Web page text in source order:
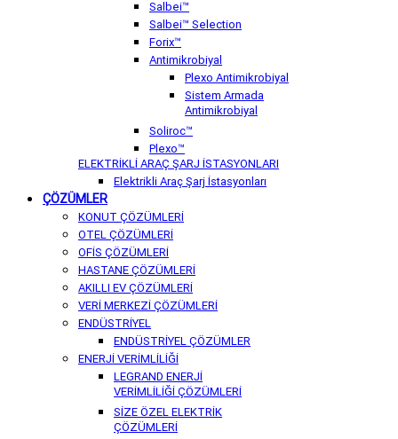
Salbei™
Salbei™ Selection
Forix™
Antimikrobiyal
Plexo Antimikrobiyal
Sistem Armada
Antimikrobiyal
Soliroc™
Plexo™
ELEKTRİKLİ ARAÇ ŞARJ İSTASYONLARI
Elektrikli Araç Şarj İstasyonları
ÇÖZÜMLER
KONUT ÇÖZÜMLERİ
OTEL ÇÖZÜMLERİ
OFİS ÇÖZÜMLERİ
HASTANE ÇÖZÜMLERİ
AKILLI EV ÇÖZÜMLERİ
VERİ MERKEZİ ÇÖZÜMLERİ
ENDÜSTRİYEL
ENDÜSTRİYEL ÇÖZÜMLER
ENERJİ VERİMLİLİĞİ
LEGRAND ENERJİ
VERİMLİLİĞİ ÇÖZÜMLERİ
SİZE ÖZEL ELEKTRİK
ÇÖZÜMLERİ